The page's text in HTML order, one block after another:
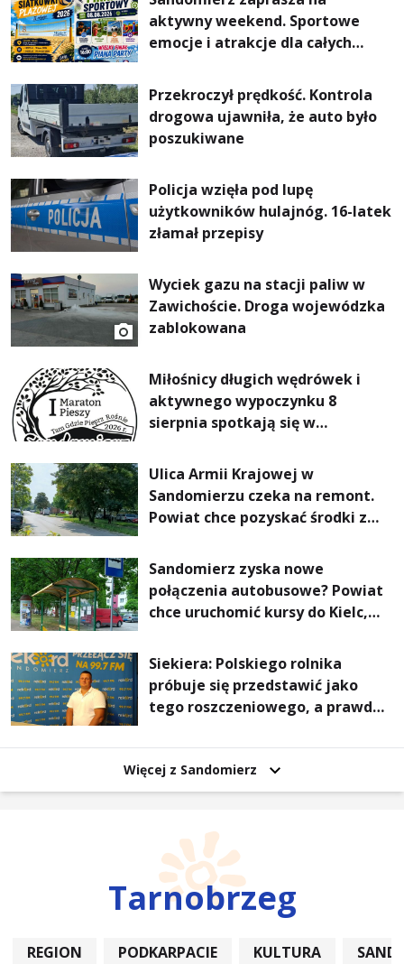
aktywny weekend. Sportowe
emocje i atrakcje dla całych
Przekroczył prędkość. Kontrola
drogowa ujawniła, że auto było
poszukiwane
Policja wzięła pod lupę
użytkowników hulajnóg. 16-latek
złamał przepisy
Wyciek gazu na stacji paliw w
Zawichoście. Droga wojewódzka
zablokowana
Miłośnicy długich wędrówek i
aktywnego wypoczynku 8
sierpnia spotkają się w
Pieszym „Tam Gdzie Pieprz
Rośnie”
Ulica Armii Krajowej w
Sandomierzu czeka na remont.
Powiat chce pozyskać środki z
Dróg
Sandomierz zyska nowe
połączenia autobusowe? Powiat
chce uruchomić kursy do Kielc,
Siekiera: Polskiego rolnika
próbuje się przedstawić jako
tego roszczeniowego, a prawda
Więcej z Sandomierz
Tarnobrzeg
REGION PODKARPACIE KULTURA